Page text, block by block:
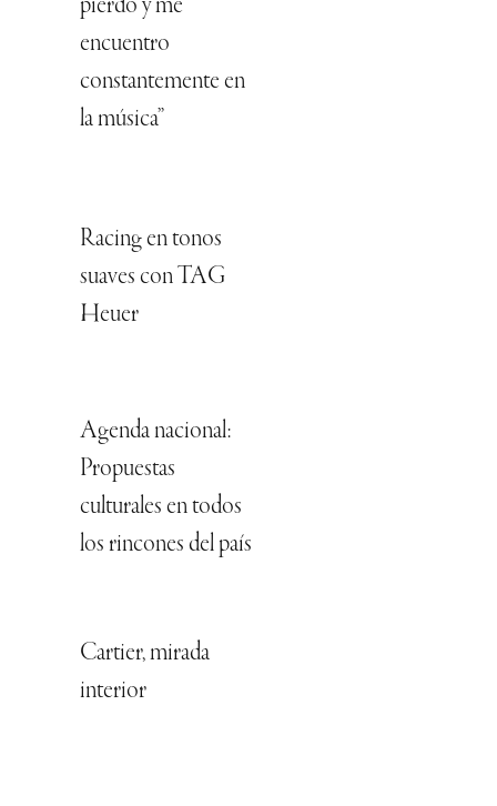
pierdo y me
encuentro
constantemente en
la música”
Racing en tonos
suaves con TAG
Heuer
Agenda nacional:
Propuestas
culturales en todos
los rincones del país
Cartier, mirada
interior